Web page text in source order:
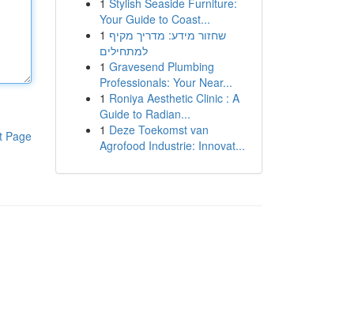
Page
1 Stylish Seaside Furniture:
Your Guide to Coast...
1 שחזור מידע: מדריך מקיף
למתחילים
1 Gravesend Plumbing
Professionals: Your Near...
1 Roniya Aesthetic Clinic : A
Guide to Radian...
1 Deze Toekomst van
Agrofood Industrie: Innovat...